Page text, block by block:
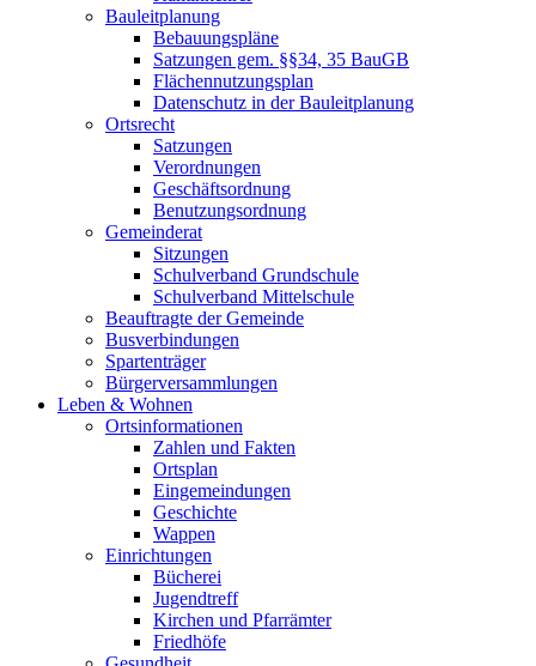
Bauleitplanung
Bebauungspläne
Satzungen gem. §§34, 35 BauGB
Flächennutzungsplan
Datenschutz in der Bauleitplanung
Ortsrecht
Satzungen
Verordnungen
Geschäftsordnung
Benutzungsordnung
Gemeinderat
Sitzungen
Schulverband Grundschule
Schulverband Mittelschule
Beauftragte der Gemeinde
Busverbindungen
Spartenträger
Bürgerversammlungen
Leben & Wohnen
Ortsinformationen
Zahlen und Fakten
Ortsplan
Eingemeindungen
Geschichte
Wappen
Einrichtungen
Bücherei
Jugendtreff
Kirchen und Pfarrämter
Friedhöfe